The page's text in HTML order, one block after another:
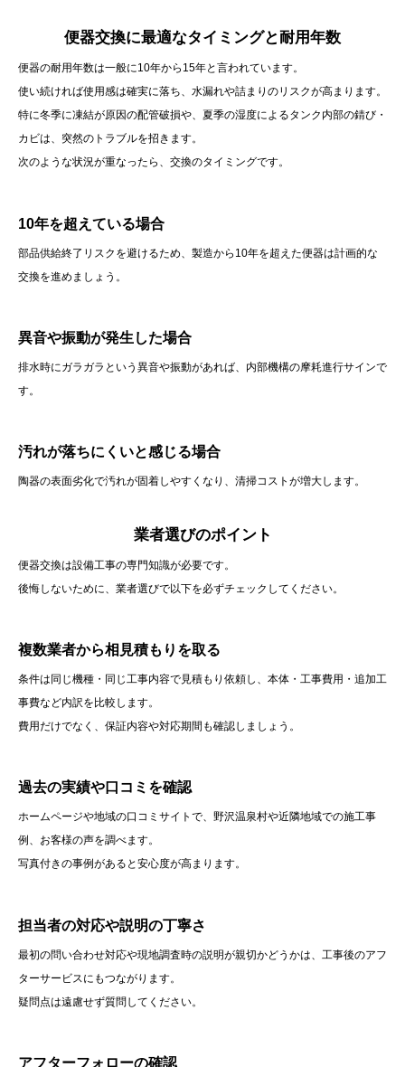
便器交換に最適なタイミングと耐用年数
便器の耐用年数は一般に10年から15年と言われています。
使い続ければ使用感は確実に落ち、水漏れや詰まりのリスクが高まります。
特に冬季に凍結が原因の配管破損や、夏季の湿度によるタンク内部の錆び・
カビは、突然のトラブルを招きます。
次のような状況が重なったら、交換のタイミングです。
10年を超えている場合
部品供給終了リスクを避けるため、製造から10年を超えた便器は計画的な
交換を進めましょう。
異音や振動が発生した場合
排水時にガラガラという異音や振動があれば、内部機構の摩耗進行サインで
す。
汚れが落ちにくいと感じる場合
陶器の表面劣化で汚れが固着しやすくなり、清掃コストが増大します。
業者選びのポイント
便器交換は設備工事の専門知識が必要です。
後悔しないために、業者選びで以下を必ずチェックしてください。
複数業者から相見積もりを取る
条件は同じ機種・同じ工事内容で見積もり依頼し、本体・工事費用・追加工
事費など内訳を比較します。
費用だけでなく、保証内容や対応期間も確認しましょう。
過去の実績や口コミを確認
ホームページや地域の口コミサイトで、野沢温泉村や近隣地域での施工事
例、お客様の声を調べます。
写真付きの事例があると安心度が高まります。
担当者の対応や説明の丁寧さ
最初の問い合わせ対応や現地調査時の説明が親切かどうかは、工事後のアフ
ターサービスにもつながります。
疑問点は遠慮せず質問してください。
アフターフォローの確認